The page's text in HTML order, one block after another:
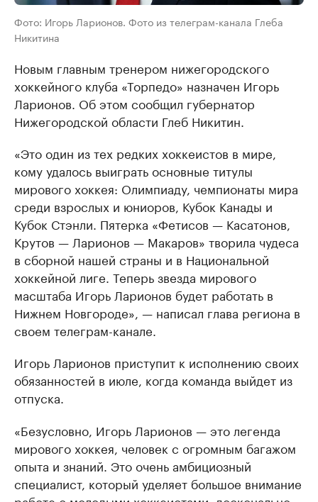
Фото: Игорь Ларионов. Фото из телеграм-канала Глеба
Никитина
Новым главным тренером нижегородского
хоккейного клуба «Торпедо» назначен Игорь
Ларионов. Об этом сообщил губернатор
Нижегородской области Глеб Никитин.
«Это один из тех редких хоккеистов в мире,
кому удалось выиграть основные титулы
мирового хоккея: Олимпиаду, чемпионаты мира
среди взрослых и юниоров, Кубок Канады и
Кубок Стэнли. Пятерка «Фетисов — Касатонов,
Крутов — Ларионов — Макаров» творила чудеса
в сборной нашей страны и в Национальной
хоккейной лиге. Теперь звезда мирового
масштаба Игорь Ларионов будет работать в
Нижнем Новгороде», — написал глава региона в
своем телеграм-канале.
Игорь Ларионов приступит к исполнению своих
обязанностей в июле, когда команда выйдет из
отпуска.
«Безусловно, Игорь Ларионов — это легенда
мирового хоккея, человек с огромным багажом
опыта и знаний. Это очень амбициозный
специалист, который уделяет большое внимание